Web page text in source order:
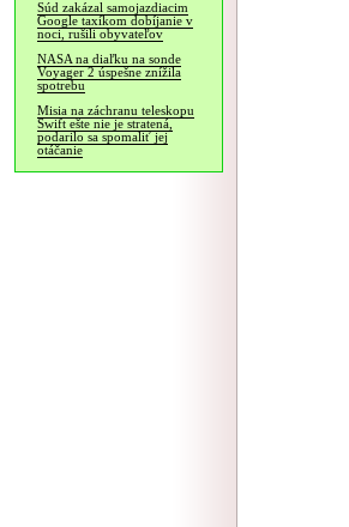
Súd zakázal samojazdiacim
Google taxíkom dobíjanie v
noci, rušili obyvateľov
NASA na diaľku na sonde
Voyager 2 úspešne znížila
spotrebu
Misia na záchranu teleskopu
Swift ešte nie je stratená,
podarilo sa spomaliť jej
otáčanie